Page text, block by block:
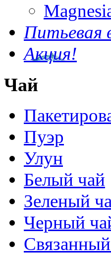
Питьевая
Акция!
Чай
Пуэр
Улун
Белый чай
Зеленый
Черный